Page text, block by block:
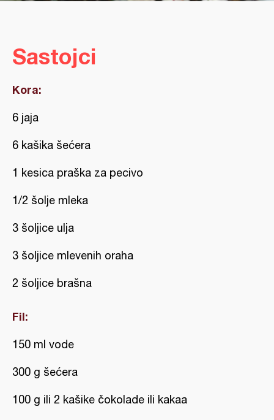
Sastojci
Kora:
6 jaja
6 kašika šećera
1 kesica praška za pecivo
1/2 šolje mleka
3 šoljice ulja
3 šoljice mlevenih oraha
2 šoljice brašna
Fil:
150 ml vode
300 g šećera
100 g ili 2 kašike čokolade ili kakaa